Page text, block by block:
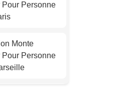
Pour Personne
Monte
Pour Personne